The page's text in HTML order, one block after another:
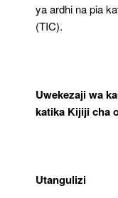
ya ardhi na pia
(TIC).
Uwekezaji wa
katika Kijiji cha
Utangulizi